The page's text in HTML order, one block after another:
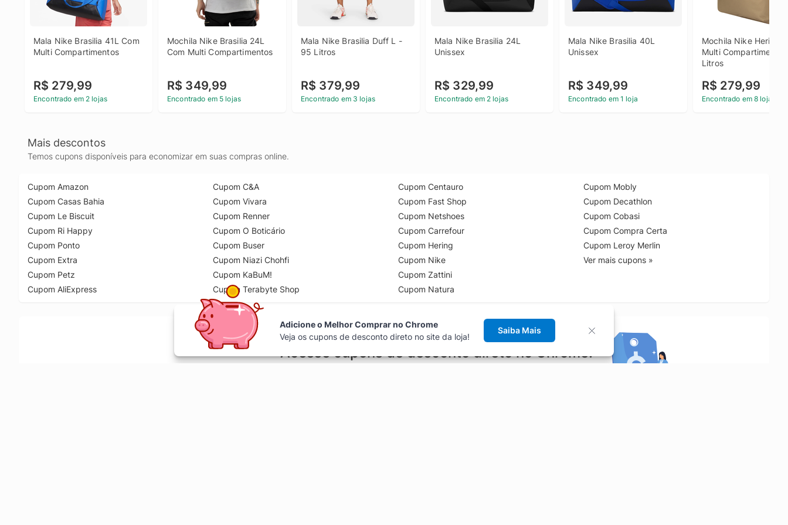
Mala Nike Brasilia 41L Com
Multi Compartimentos
R$ 279,99
Encontrado em 2 lojas
Mochila Nike Brasilia 24L
Com Multi Compartimentos
R$ 349,99
Encontrado em 5 lojas
Mala Nike Brasilia Duff L -
95 Litros
R$ 379,99
Encontrado em 3 lojas
Mala Nike Brasilia 24L
Unissex
R$ 329,99
Encontrado em 2 lojas
Mala Nike Brasilia 40L
Unissex
R$ 349,99
Encontrado em 1 loja
Mochila Nike
Multi
Litros
R$ 279,99
Encontrado em 8 lojas
Mais descontos
Temos cupons disponíveis para economizar em suas compras online.
Cupom Amazon
Cupom Casas Bahia
Cupom Le Biscuit
Cupom Ri Happy
Cupom Ponto
Cupom Extra
Cupom Petz
Cupom AliExpress
Cupom C&A
Cupom Vivara
Cupom Renner
Cupom O Boticário
Cupom Buser
Cupom Niazi Chohfi
Cupom KaBuM!
Cupom Terabyte Shop
Cupom Centauro
Cupom Fast Shop
Cupom Netshoes
Cupom Carrefour
Cupom Hering
Cupom Nike
Cupom Zattini
Cupom Natura
Cupom Mobly
Cupom Decathlon
Cupom Cobasi
Cupom Compra Certa
Cupom Leroy Merlin
Ver mais cupons »
Acesse cupons de desconto direto no Chrome!
Adicione o Melhor Comprar no Chrome
Veja os cupons de desconto direto no site da loja!
Saiba Mais